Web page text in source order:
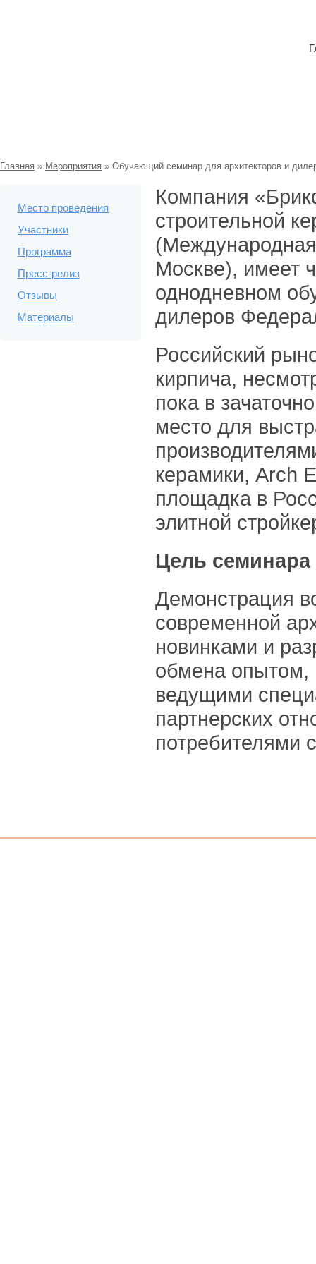
Главная » Мероприятия » Обучающий семинар для архитекторов и
Место проведения
Участники
Программа
Пресс-релиз
Отзывы
Материалы
Компания
строительной
Москве), имеет
однодневном
дилеров
Российский
кирпича,
пока в
место для
керамики, Arch
площадка в
элитной
Цель семинара
Демонстрация
современной
новинками и
обмена опытом,
ведущими
партнерских
потребителями